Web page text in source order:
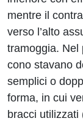
mentre il
verso l’alto
tramoggia. Nel
cono stavano
semplici o
forma, in cui
bracci utilizzati